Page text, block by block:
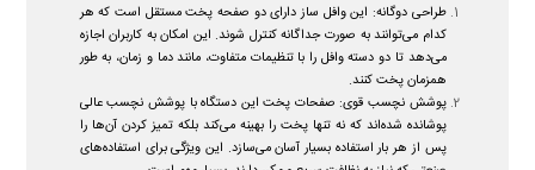
طراحی دوگانه: این وافل ساز دارای دو صفحه پخت مستقل است که هر
کدام می‌توانند به صورت جداگانه کنترل شوند. این امکان به کاربران اجازه
می‌دهد تا دو دسته وافل را با تنظیمات متفاوت، مانند دما و زمان، به طور
همزمان پخت کنند.
پوشش نچسب قوی: صفحات پخت این دستگاه با پوشش نچسب عالی
پوشانده شده‌اند که نه تنها پخت را بهینه می‌کند بلکه تمیز کردن آن‌ها را
پس از هر بار استفاده بسیار آسان می‌سازد. این ویژگی برای استفاده‌های